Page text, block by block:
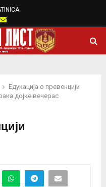
Email
Едукација о превенцији
дојке вечерас